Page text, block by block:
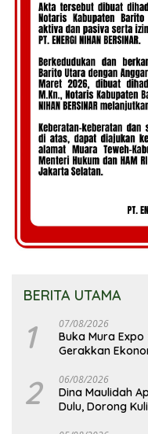
BERITA UTAMA
1 07/08/2026
Buka Mura
Gerakkan
2 06/08/2026
Dina Maulidah
Dulu, Dorong